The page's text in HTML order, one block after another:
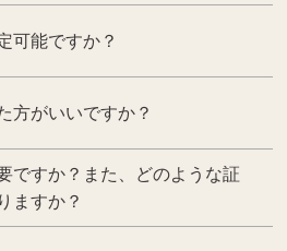
可能ですか？
方がいいですか？
ですか？また、どのような証
ますか？